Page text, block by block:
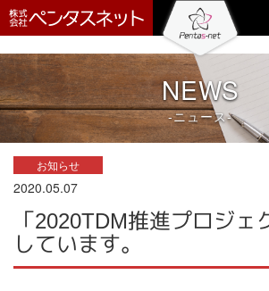
-->
NEWS
-ニュース-
お知らせ
2020.05.07
「2020TDM推進プロジェ
しています。